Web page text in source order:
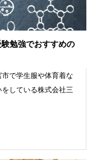
験勉強でおすすめの
で学生服や体育着な
している株式会社三